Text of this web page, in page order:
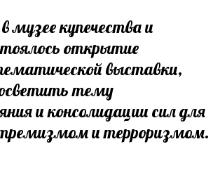
купечества и
открытие
выставки,
тему
и консолидации сил для
и терроризмом.